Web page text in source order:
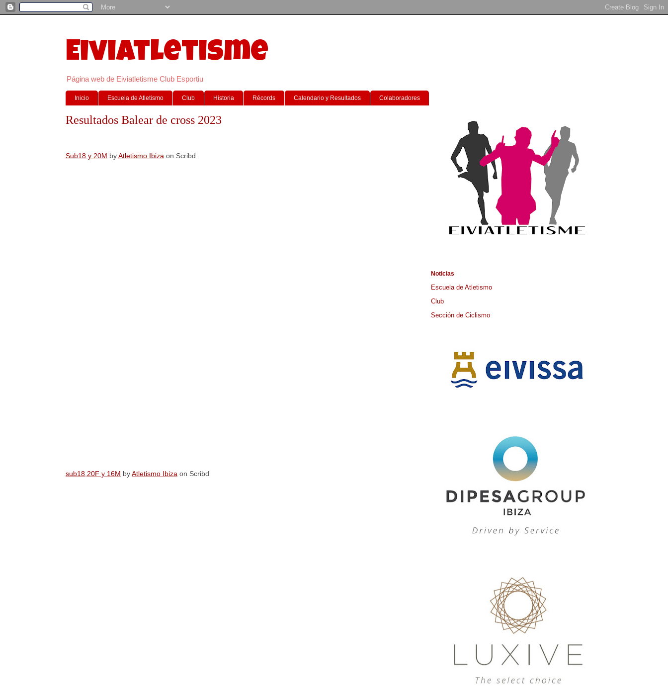
Eiviatletisme
Página web de Eiviatletisme Club Esportiu
Inicio Escuela de Atletismo Club Historia Récords Calendario y Resultados Colaboradores
Resultados Balear de cross 2023
Sub18 y 20M byAtletismo Ibiza on Scribd
sub18,20F y 16M byAtletismo Ibiza on Scribd
Noticias
Escuela de Atletismo
Club
Sección de Ciclismo